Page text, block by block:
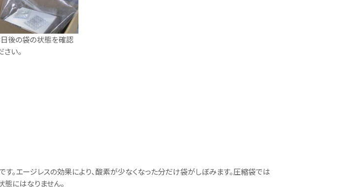
後の袋の状態を確認
さい。
。エージレスの効果により、酸素が少なくなった分だけ袋がしぼみます。圧縮袋では
態にはなりません。